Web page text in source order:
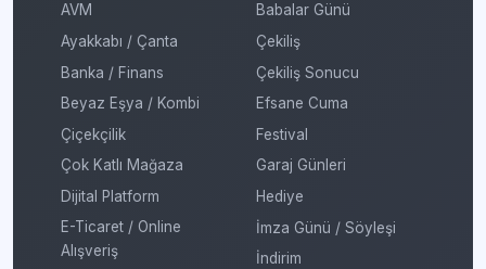
AVM
Ayakkabı / Çanta
Banka / Finans
Beyaz Eşya / Kombi
Çiçekçilik
Çok Katlı Mağaza
Dijital Platform
E-Ticaret / Online
Alışveriş
Babalar Günü
Çekiliş
Çekiliş Sonucu
Efsane Cuma
Festival
Garaj Günleri
Hediye
İmza Günü / Söyleşi
İndirim